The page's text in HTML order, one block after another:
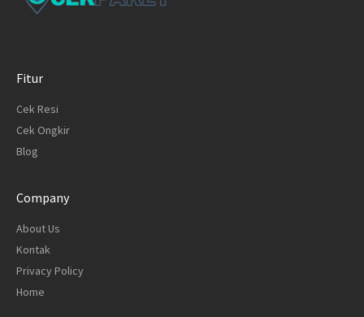
Fitur
Cek Resi
Cek Ongkir
Blog
Company
About Us
Kontak
Privacy Policy
Home